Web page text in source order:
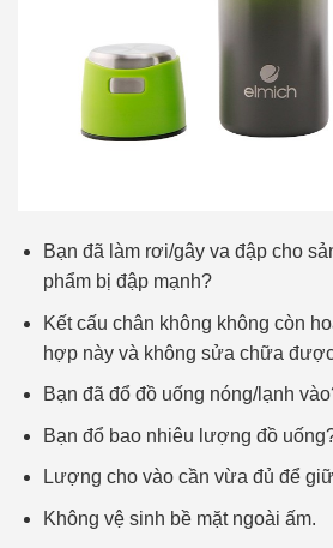
Bạn đã làm rơi/gây va đập cho
phẩm bị đập mạnh?
Kết cấu chân không không còn
hợp này và không sửa chữa
Bạn đã đổ đồ uống nóng/lạnh
Bạn đổ bao nhiêu lượng đồ
Lượng cho vào cần vừa đủ để
Không vệ sinh bề mặt ngoài ấm.